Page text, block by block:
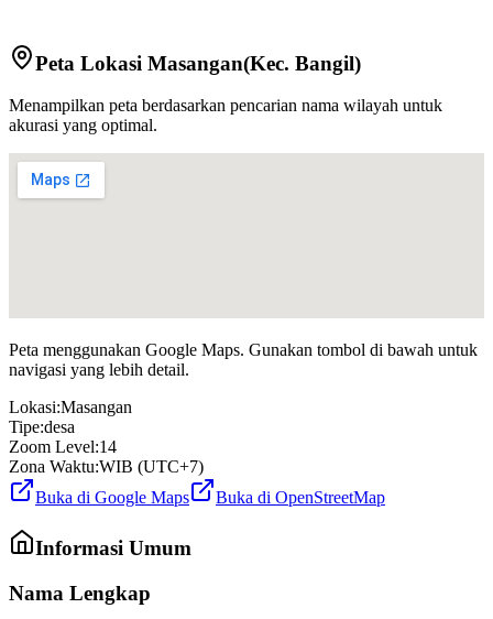
Peta Lokasi Masangan(Kec. Bangil)
Menampilkan peta berdasarkan pencarian nama wilayah untuk
akurasi yang optimal.
Peta menggunakan Google Maps. Gunakan tombol di bawah untuk
navigasi yang lebih detail.
Lokasi:Masangan
Tipe:desa
Zoom Level:14
Zona Waktu:WIB (UTC+7)
Buka di Google Maps
Buka di OpenStreetMap
Informasi Umum
Nama Lengkap